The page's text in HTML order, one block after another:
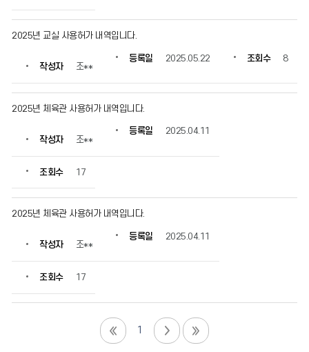
2025년 교실 사용허가 내역입니다.
작성자 조**
등록일 2025.05.22 조회수 8
2025년 체육관 사용허가 내역입니다.
작성자 조**
등록일 2025.04.11
조회수 17
2025년 체육관 사용허가 내역입니다.
작성자 조**
등록일 2025.04.11
조회수 17
1